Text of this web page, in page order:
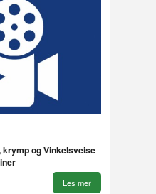
krymp og Vinkelsveise
Les mer